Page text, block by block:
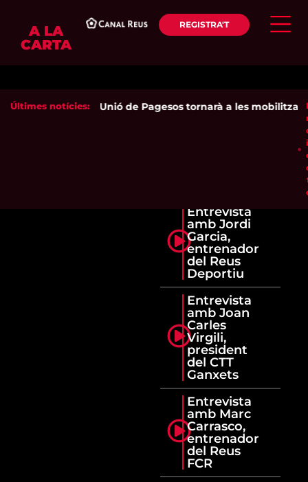
A LA
CARTA
REGISTRA'T
Últimes notícies: Unió de Pagesos tornarà a les
Entrevista
amb Jordi
Garcia,
entrenador
del Reus
Deportiu
Entrevista
amb Joan
Carles
Virgili,
president
del CTT
Ganxets
Entrevista
amb Marc
Carrasco,
entrenador
del Reus
FCR